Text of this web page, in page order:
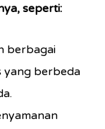
seperti:
berbagai
yang berbeda